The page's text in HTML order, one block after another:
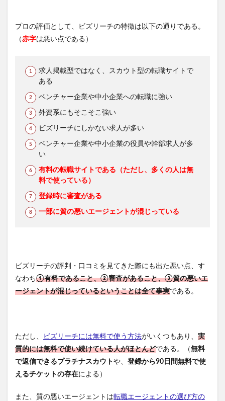
プロの評価として、ビズリーチの特徴は以下の通りである。
（赤字は悪い点である）
求人掲載型ではなく、スカウト型の転職サイトで
ある
ベンチャー企業や中小企業への転職に強い
外資系にもそこそこ強い
ビズリーチにしかない求人が多い
ベンチャー企業や中小企業の役員や幹部求人が多
い
有料の転職サイトである（ただし、多くの人は無
料で使っている）
登録時に審査がある
一部に質の悪いエージェントが混じっている
ビズリーチの評判・口コミを見てきた際にも出た悪い点、す
なわち①有料であること、②審査があること、③質の悪いエ
ージェントが混じっているということは全て事実である。
ただし、 ビズリーチには無料で使う方法がいくつもあり、 実
質的には無料で使い続けている人がほとんどである。（無料
で返信できるプラチナスカウトや、 登録から90日間無料で使
えるチケットの存在による）
また、質の悪いエージェントは転職エージェントの選び方の